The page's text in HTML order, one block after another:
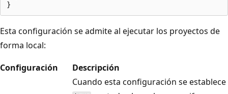
Esta configuración se admite al ejecutar los proyectos de
forma local:
Configuración
Descripción
Cuando esta configuración se establece